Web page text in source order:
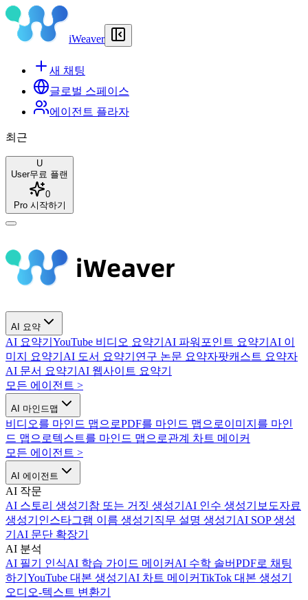
iWeaver
새 채팅
글로벌 스페이스
에이전트 플라자
최근
U
User무료 플랜
0
Pro 시작하기
AI 요약
AI 요약기 YouTube 비디오 요약기 AI 파워포인트 요약기 AI 이
미지 요약기 AI 도서 요약기 연구 논문 요약자팟캐스트 요약자
AI 문서 요약기 AI 웹사이트 요약기
모든 에이전트 >
AI 마인드맵
비디오를 마인드 맵으로PDF를 마인드 맵으로이미지를 마인
드 맵으로텍스트를 마인드 맵으로관계 차트 메이커
모든 에이전트 >
AI 에이전트
AI 작문
AI 스토리 생성기 참 또는 거짓 생성기 AI 인수 생성기 보도자료
생성기 인스타그램 이름 생성기 직무 설명 생성기 AI SOP 생성
기 AI 문단 확장기
AI 분석
AI 필기 인식AI 학습 가이드 메이커 AI 수학 솔버PDF로 채팅
하기 YouTube 대본 생성기 AI 차트 메이커TikTok 대본 생성기
오디오-텍스트 변환기